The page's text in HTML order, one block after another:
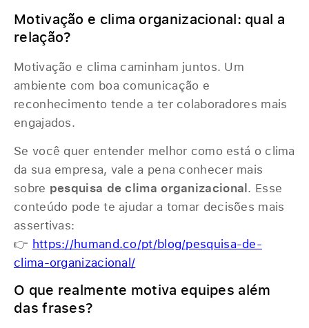
Motivação e clima organizacional: qual a
relação?
Motivação e clima caminham juntos. Um
ambiente com boa comunicação e
reconhecimento tende a ter colaboradores mais
engajados.
Se você quer entender melhor como está o clima
da sua empresa, vale a pena conhecer mais
sobre pesquisa de clima organizacional. Esse
conteúdo pode te ajudar a tomar decisões mais
assertivas:
👉 https://humand.co/pt/blog/pesquisa-de-
clima-organizacional/
O que realmente motiva equipes além
das frases?